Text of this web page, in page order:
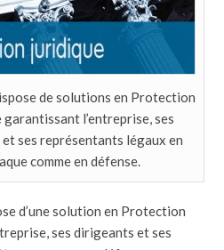
de solutions en Protection
garantissant l’entreprise, ses
ses représentants légaux en
comme en défense.
d’une solution en Protection
ses dirigeants et ses